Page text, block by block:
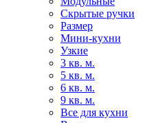
Скрытые ручки
Размер
Мини-кухни
Узкие
3 кв. м.
5 кв. м.
6 кв. м.
9 кв. м.
Все для кухни